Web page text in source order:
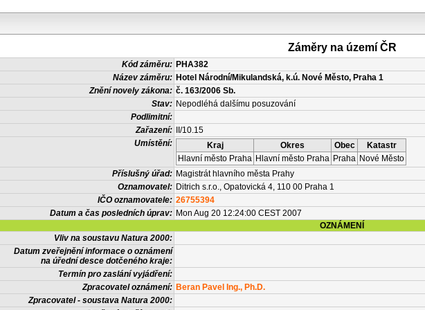
Záměry na území ČR
Kód záměru: PHA382
Název záměru: Hotel Národní/Mikulandská, k.ú. Nové Město, Praha 1
Znění novely zákona: č. 163/2006 Sb.
Stav: Nepodléhá dalšímu posuzování
Podlimitní:
Zařazení:
II/10.15
Umístění:
Kraj Okres Obec
Katastr
Hlavní město Praha Hlavní město Praha Praha Nové Město
Příslušný úřad: Magistrát hlavního města Prahy
Oznamovatel: Ditrich s.r.o., Opatovická 4, 110 00 Praha 1
IČO oznamovatele: 26755394
Datum a čas posledních úprav: Mon Aug 20 12:24:00 CEST 2007
OZNÁMENÍ
Vliv na soustavu Natura 2000:
Datum zveřejnění informace o oznámení
na úřední desce dotčeného kraje:
Termín pro zaslání vyjádření:
Zpracovatel oznámení: Beran Pavel Ing., Ph.D.
Zpracovatel - soustava Natura 2000: